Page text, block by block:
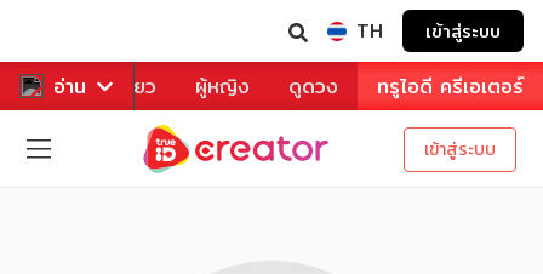
TH เข้าสู่ระบบ
อ่าน
หาร ท่องเที่ยว ผู้หญิง ดูดวง ทรูไอดี ครีเอเตอร์
เข้าสู่ระบบ